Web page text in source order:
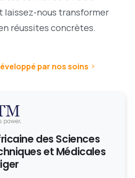
laissez-nous transformer
réussites concrètes.
par nos soins
des Sciences
et Médicales